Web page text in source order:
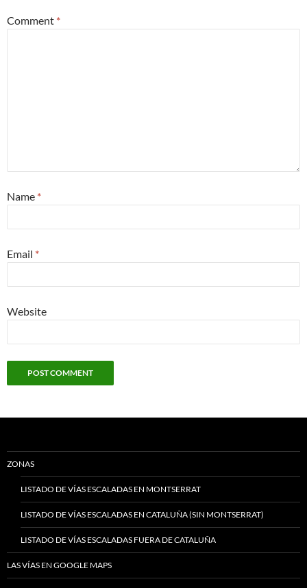
Comment *
Name *
Email *
Website
ZONAS
LISTADO DE VÍAS ESCALADAS EN MONTSERRAT
LISTADO DE VÍAS ESCALADAS EN CATALUÑA (SIN MONTSERRAT)
LISTADO DE VÍAS ESCALADAS FUERA DE CATALUÑA
LAS VÍAS EN GOOGLE MAPS